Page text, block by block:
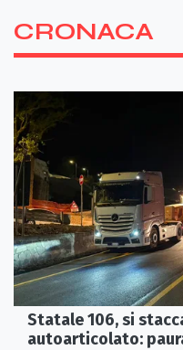
CRONACA
Statale 106, si
autoarticolato: